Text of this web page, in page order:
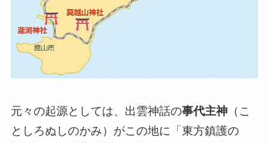
元々の起源としては、出雲神話の事代主神（こ
としろぬしのかみ）がこの地に「東方鎮護の